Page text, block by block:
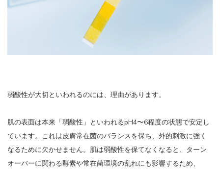
弱酸性が大切といわれるのには、理由があります。
肌の表面は本来「弱酸性」といわれるpH4〜6程度の状態で安定し
ています。これは皮膚常在菌のバランスを保ち、外的刺激に強く
なるために欠かせません。肌は弱酸性を保てなくなると、ターン
オーバーに関わる酵素や常在菌環境の乱れにも影響するため、